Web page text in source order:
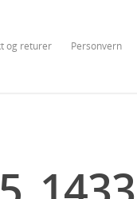
og returer Personvern